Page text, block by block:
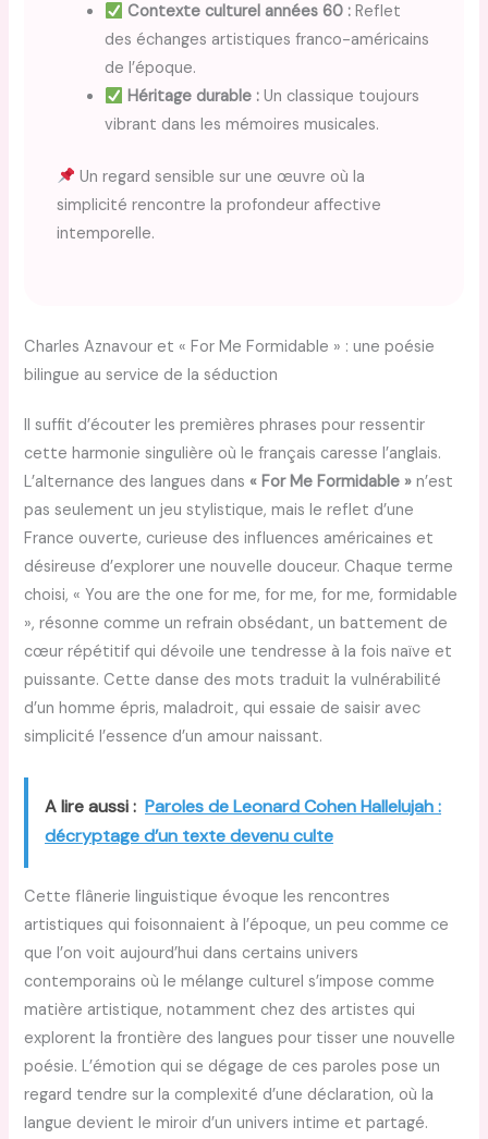
Contexte culturel années 60 :Reflet
des échanges artistiques franco-américains
de l’époque.
Héritage durable :Un classique toujours
vibrant dans les mémoires musicales.
Un regard sensible sur une œuvre où la
simplicité rencontre la profondeur affective
intemporelle.
Charles Aznavour et « For Me Formidable » : une poésie
bilingue au service de la séduction
Il suffit d’écouter les premières phrases pour ressentir
cette harmonie singulière où le français caresse l’anglais.
L’alternance des langues dans« For Me Formidable » n’est
pas seulement un jeu stylistique, mais le reflet d’une
France ouverte, curieuse des influences américaines et
désireuse d’explorer une nouvelle douceur. Chaque terme
choisi, « You are the one for me, for me, for me, formidable
», résonne comme un refrain obsédant, un battement de
cœur répétitif qui dévoile une tendresse à la fois naïve et
puissante. Cette danse des mots traduit la vulnérabilité
d’un homme épris, maladroit, qui essaie de saisir avec
simplicité l’essence d’un amour naissant.
A lire aussi : Paroles de Leonard Cohen Hallelujah :
décryptage d’un texte devenu culte
Cette flânerie linguistique évoque les rencontres
artistiques qui foisonnaient à l’époque, un peu comme ce
que l’on voit aujourd’hui dans certains univers
contemporains où le mélange culturel s’impose comme
matière artistique, notamment chez des artistes qui
explorent la frontière des langues pour tisser une nouvelle
poésie. L’émotion qui se dégage de ces paroles pose un
regard tendre sur la complexité d’une déclaration, où la
langue devient le miroir d’un univers intime et partagé.